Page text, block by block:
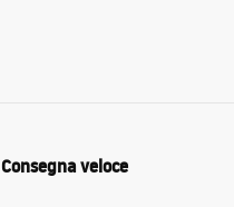
Consegna veloce